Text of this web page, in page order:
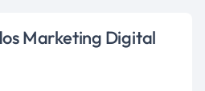
Marketing Digital